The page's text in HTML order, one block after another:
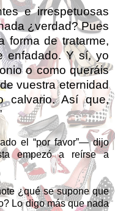
e irrespetuosas
¿verdad? Pues
forma de tratarme,
enfadado. Y sí, yo
o como queráis
vuestra eternidad
calvario. Así que,
el “por favor”— dijo
empezó a reírse a
¿qué se supone que
Lo digo más que nada